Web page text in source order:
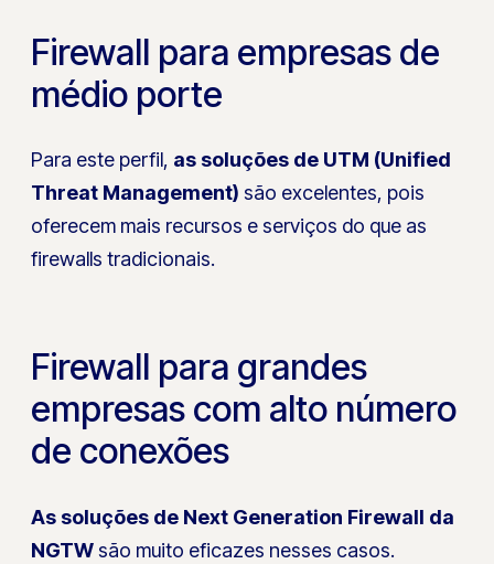
Firewall para empresas de
médio porte
Para este perfil, as soluções de UTM (Unified
Threat Management) são excelentes, pois
oferecem mais recursos e serviços do que as
firewalls tradicionais.
Firewall para grandes
empresas com alto número
de conexões
As soluções de Next Generation Firewall da
NGTWsão muito eficazes nesses casos.